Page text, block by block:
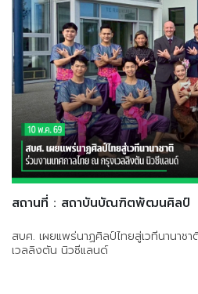
สถานที่ : สถาบันบัณฑิตพัฒนศิลป์
สบศ. เผยแพร่นาฏศิลป์ไทยสู่เวทีนานาช
เวลลิงตัน นิวซีแลนด์